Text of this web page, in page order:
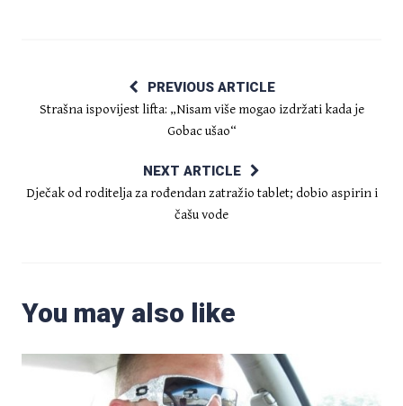
PREVIOUS ARTICLE
Strašna ispovijest lifta: „Nisam više mogao izdržati kada je
Gobac ušao“
NEXT ARTICLE
Dječak od roditelja za rođendan zatražio tablet; dobio aspirin i
čašu vode
You may also like